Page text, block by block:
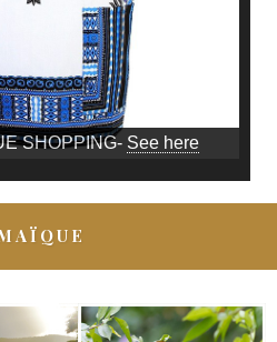
SHOPPING- See here